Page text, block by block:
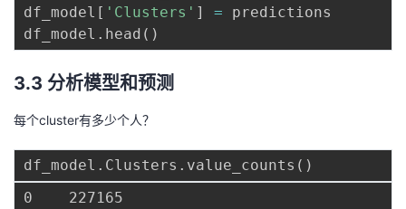
df_model [ 'Clusters' ] = predictions
df_model . head ( )
3.3 分析模型和预测
每个cluster有多少个人？
df_model . Clusters . value_counts ( )
0    227165